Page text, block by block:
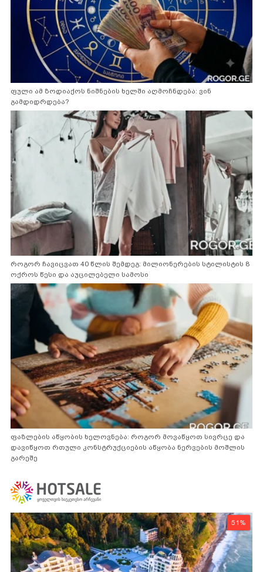
ფული ამ ზოდიაქოს ნიშნების ხელში აღმოჩნდება: ვინ
გამდიდრდება?
როგორ ჩავიცვათ 40 წლის შემდეგ: მილიონერების სტილისტის 8
ოქროს წესი და აუცილებელი სამოსი
ფაზლების აწყობის ხელოვნება: როგორ მოვაწყოთ სივრცე და
დავიწყოთ რთული კონსტრუქციების აწყობა ნერვების მოშლის
გარეშე
51%